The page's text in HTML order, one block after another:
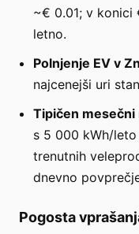
~€ 0.01; v
letno.
Polnjenje EV v
najcenejši uri
Tipičen mesečni
s 5 000 kWh/
trenutnih
dnevno
Pogosta